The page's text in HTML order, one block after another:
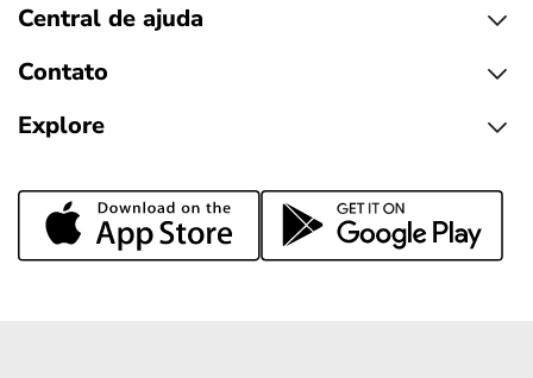
Central de ajuda
Contato
Explore